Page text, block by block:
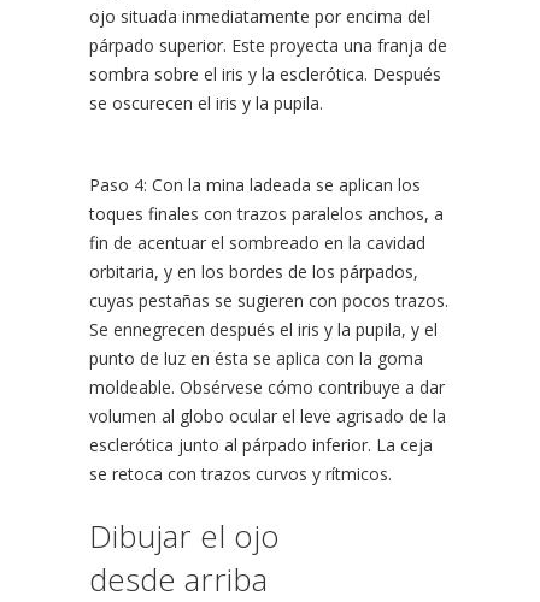
ojo situada inmediatamente por encima del
párpado superior. Este proyecta una franja de
sombra sobre el iris y la esclerótica. Después
se oscurecen el iris y la pupila.
Paso 4: Con la mina ladeada se aplican los
toques finales con trazos paralelos anchos, a
fin de acentuar el sombreado en la cavidad
orbitaria, y en los bordes de los párpados,
cuyas pestañas se sugieren con pocos trazos.
Se ennegrecen después el iris y la pupila, y el
punto de luz en ésta se aplica con la goma
moldeable. Obsérvese cómo contribuye a dar
volumen al globo ocular el leve agrisado de la
esclerótica junto al párpado inferior. La ceja
se retoca con trazos curvos y rítmicos.
Dibujar el ojo
desde arriba